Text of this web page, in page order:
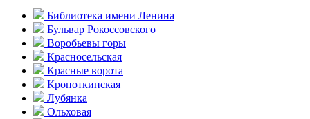
Библиотека имени Ленина
Бульвар Рокоссовского
Воробьевы горы
Красно­сельская
Красные ворота
Кропоткинс­кая
Лубянка
Ольховая